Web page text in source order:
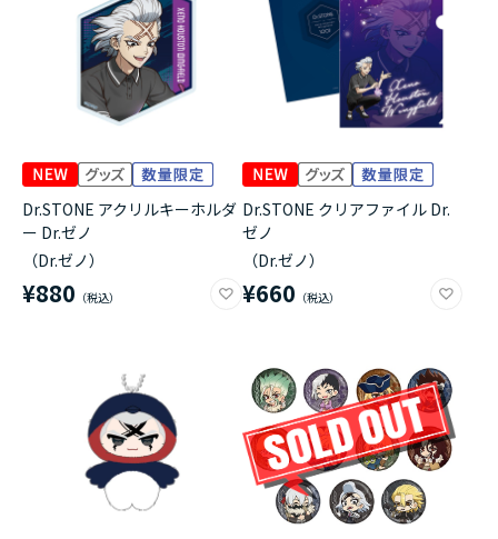
Dr.STONE アクリルキーホルダ
ー Dr.ゼノ
（Dr.ゼノ）
¥880
Dr.STONE クリアファイル Dr.
ゼノ
（Dr.ゼノ）
¥660